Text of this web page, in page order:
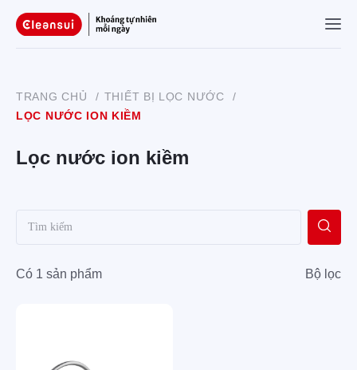
TRANG CHỦ / THIẾT BỊ LỌC NƯỚC
/
LỌC NƯỚC ION KIỀM
Lọc nước ion kiềm
Có 1 sản phẩm Bộ lọc